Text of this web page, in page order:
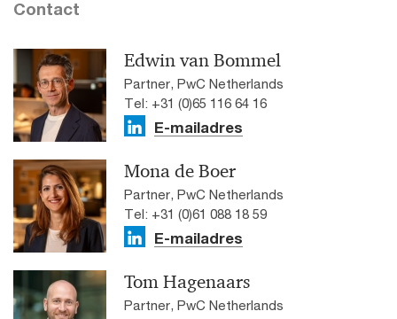
Contact
Edwin van Bommel
Partner, PwC Netherlands
Tel: +31 (0)65 116 64 16
E-mailadres
Mona de Boer
Partner, PwC Netherlands
Tel: +31 (0)61 088 18 59
E-mailadres
Tom Hagenaars
Partner, PwC Netherlands